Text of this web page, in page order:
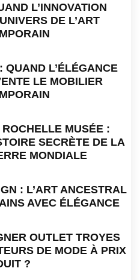
L’INNOVATION
DE L’ART
QUAND L’ÉLÉGANCE
LE MOBILIER
MUSÉE :
SECRÈTE DE LA
MONDIALE
: L’ART ANCESTRAL
AVEC ÉLÉGANCE
OUTLET TROYES
DE MODE À PRIX
?